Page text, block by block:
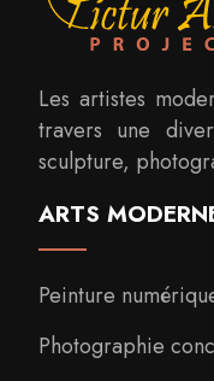
Les artistes
travers une
sculpture,
ARTS
Peinture
Photographie